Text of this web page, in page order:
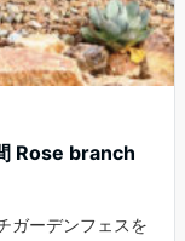
Rose branch
ガーデンフェスを